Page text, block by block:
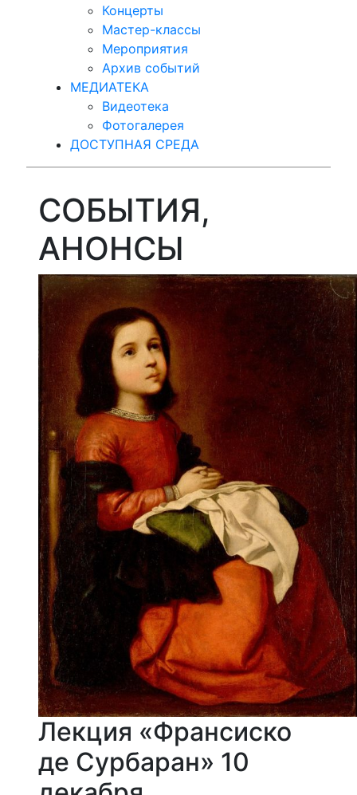
Концерты
Мастер-классы
Мероприятия
Архив событий
МЕДИАТЕКА
Видеотека
Фотогалерея
ДОСТУПНАЯ СРЕДА
СОБЫТИЯ,
АНОНСЫ
Лекция «Франсиско
де Сурбаран» 10